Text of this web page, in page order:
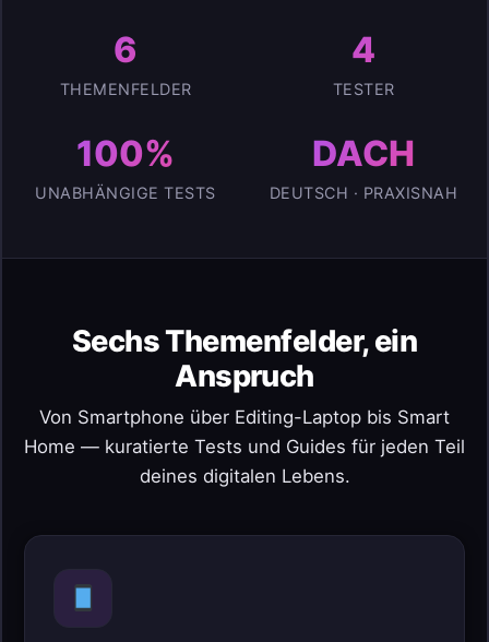
6
THEMENFELDER
4
TESTER
100%
UNABHÄNGIGE TESTS
DACH
DEUTSCH · PRAXISNAH
Sechs Themenfelder, ein
Anspruch
Von Smartphone über Editing-Laptop bis Smart
Home — kuratierte Tests und Guides für jeden Teil
deines digitalen Lebens.